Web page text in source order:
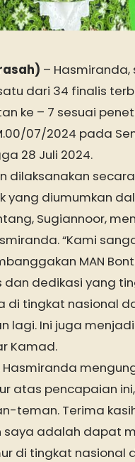
– Hasmiranda,
dari 34 finalis
ke – 7 sesuai
07/2024 pada
28 Juli 2024.
dilaksanakan
yang diumumkan
Sugiannoor,
“Kami
MAN
dan dedikasi yang
di tingkat nasional
lagi. Ini juga
Kamad.
atas pencapaian
teman. Terima
saya adalah dapat
di tingkat nasional